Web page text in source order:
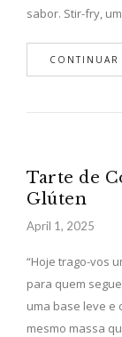
sabor. Stir-fry,
CONTINUAR
Tarte de
Glúten
April 1, 2025
“Hoje trago-vos
para quem
uma base leve e
mesmo massa